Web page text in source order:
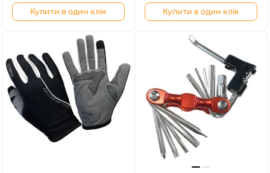
Купити в один клік Купити в один клік